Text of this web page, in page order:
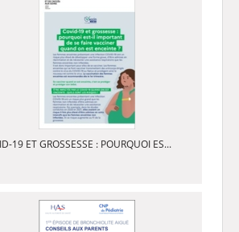
19 ET GROSSESSE : POURQUOI ES...